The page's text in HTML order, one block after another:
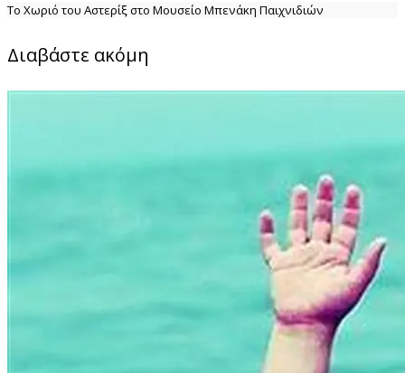
Το Χωριό του Αστερίξ στο Μουσείο Μπενάκη Παιχνιδιών
Διαβάστε ακόμη